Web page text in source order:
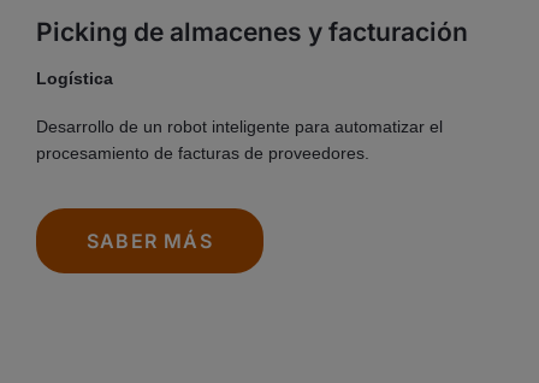
Picking de almacenes y facturación
Logística
Desarrollo de un robot inteligente para automatizar el
procesamiento de facturas de proveedores.
SABER MÁS